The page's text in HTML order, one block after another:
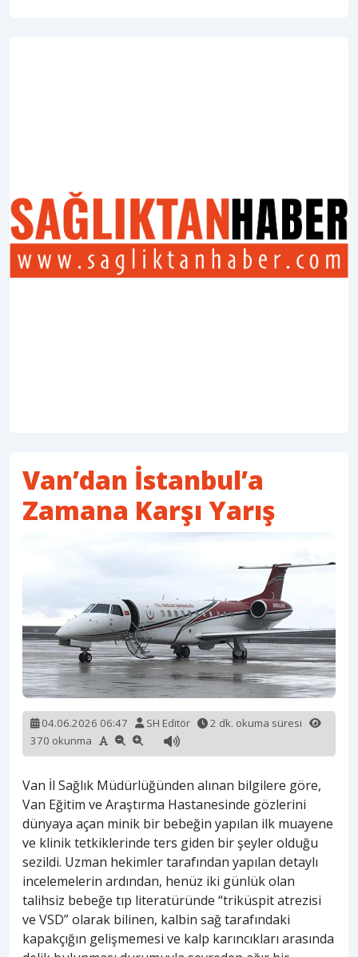
Van’dan İstanbul’a
Zamana Karşı Yarış
04.06.2026 06:47 SH Editör
2 dk. okuma süresi
370 okunma
Van İl Sağlık Müdürlüğünden alınan bilgilere göre,
Van Eğitim ve Araştırma Hastanesinde gözlerini
dünyaya açan minik bir bebeğin yapılan ilk muayene
ve klinik tetkiklerinde ters giden bir şeyler olduğu
sezildi. Uzman hekimler tarafından yapılan detaylı
incelemelerin ardından, henüz iki günlük olan
talihsiz bebeğe tıp literatüründe “triküspit atrezisi
ve VSD” olarak bilinen, kalbin sağ tarafındaki
kapakçığın gelişmemesi ve kalp karıncıkları arasında